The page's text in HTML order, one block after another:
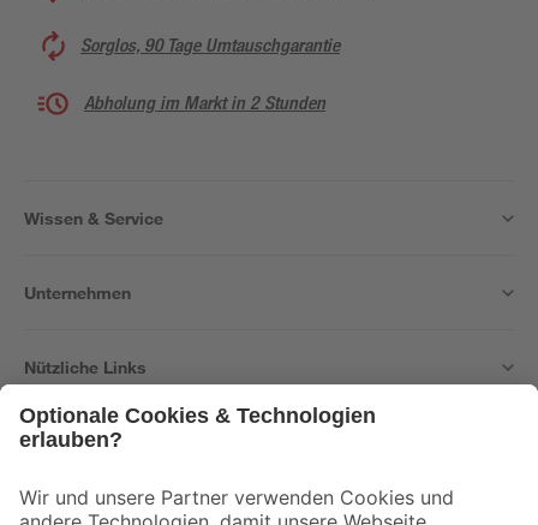
Sorglos, 90 Tage Umtauschgarantie
Abholung im Markt in 2 Stunden
Wissen & Service
Unternehmen
Nützliche Links
Der toom Newsletter: Keine Angebote und Aktionen mehr verpassen!